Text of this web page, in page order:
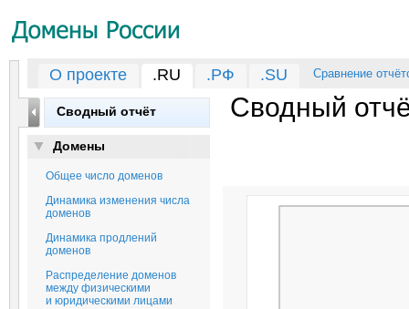
О проекте .RU .РФ .SU Сравнение
Сводный отчёт
Домены
Общее число доменов
Динамика изменения числа
доменов
Динамика продлений
доменов
Распределение доменов
между физическими
и юридическими лицами
Сводный